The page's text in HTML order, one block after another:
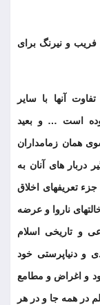
فریب و نیرنگ برای
آنها با سایر
است … و بعید
همان زمامداران
دربار های آنان به
تعریفهای اخلاق
ناروا و عرضه
و تاریخی اسلام
و دنیاپرستی خود
و اغراض و مطامع
در همه جا و در هر